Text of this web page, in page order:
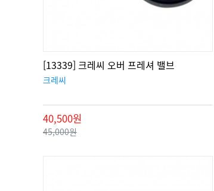
[13339] 크레씨 오버 프레셔 밸브
크레씨
40,500원
45,000원